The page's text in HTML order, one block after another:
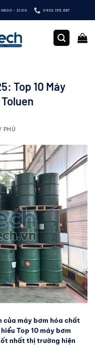
08:00 - 21:00 0932.155.687
Top 10 Máy
PHÚ
của máy bơm hóa chất
Top 10 máy bơm
nhất thị trường hiện